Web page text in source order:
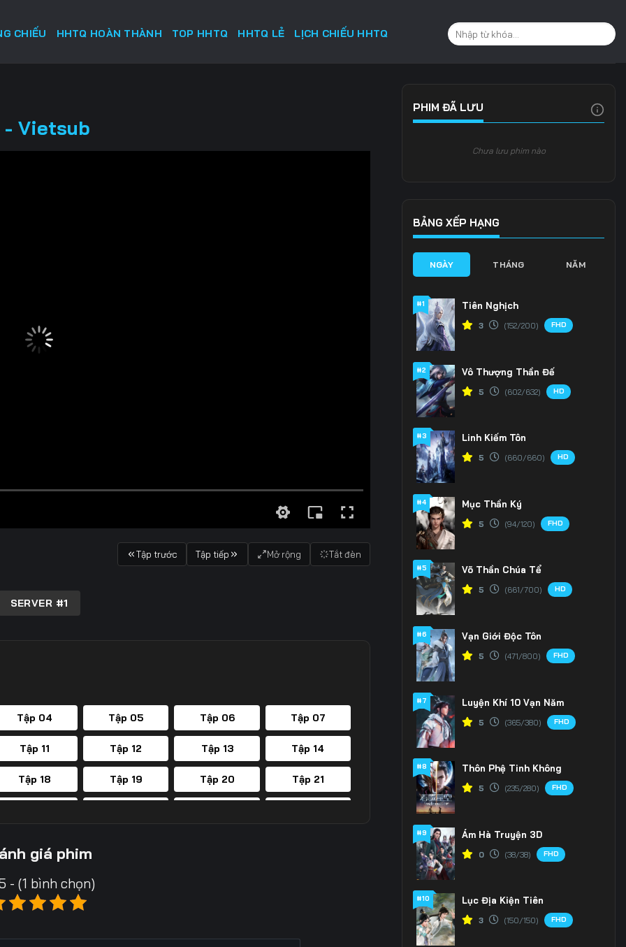
CHIẾU HHTQ HOÀN THÀNH TOP HHTQ HHTQ LẺ LỊCH CHIẾU HHTQ
- Vietsub
Tập trước Tập tiếp Mở rộng Tắt đèn
SERVER #1
Tập 04 Tập 05 Tập 06 Tập 07
Tập 11 Tập 12 Tập 13 Tập 14
Tập 18 Tập 19 Tập 20 Tập 21
Tập 46
giá phim
- (1 bình chọn)
PHIM ĐÃ LƯU
Chưa lưu phim nào
BẢNG XẾP HẠNG
NGÀY THÁNG NĂM
#1 Tiên Nghịch
3 (152/200) FHD
#2 Vô Thượng Thần Đế
5 (602/632) HD
#3 Linh Kiếm Tôn
5 (660/660) HD
#4 Mục Thần Ký
5 (94/120) FHD
#5 Võ Thần Chúa Tể
5 (661/700) HD
#6 Vạn Giới Độc Tôn
5 (471/800) FHD
#7 Luyện Khí 10 Vạn Năm
5 (365/380) FHD
#8 Thôn Phệ Tinh Không
5 (235/280) FHD
#9 Ám Hà Truyện 3D
0 (38/38) FHD
#10 Lục Địa Kiện Tiên
3 (150/150) FHD